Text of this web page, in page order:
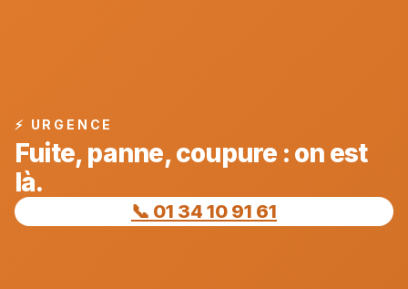
⚡ URGENCE
Fuite, panne, coupure : on est
là.
📞 01 34 10 91 61